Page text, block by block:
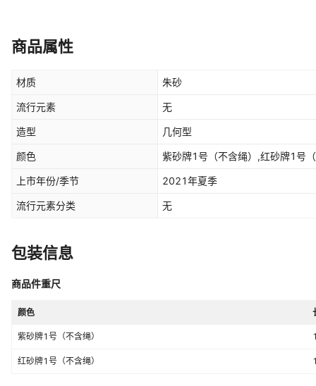
商品属性
材质 朱砂
流行元素 无
造型 几何型
颜色 紫砂牌1号（不含绳）,红砂牌1号
上市年份/季节 2021年夏季
流行元素分类 无
包装信息
商品件重尺
颜色
紫砂牌1号（不含绳）
红砂牌1号（不含绳）